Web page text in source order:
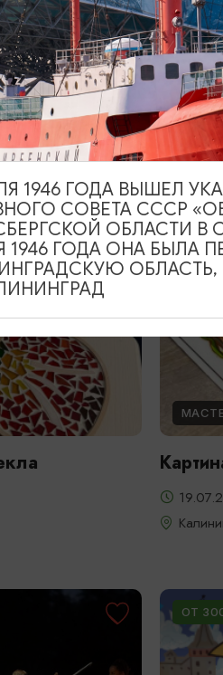
ОТ
ОТ
1946 ГОДА ВЫШЕЛ
СОВЕТА СССР
ОБЛАСТИ В
1946 ГОДА ОНА БЫЛА
ОБЛАСТЬ,